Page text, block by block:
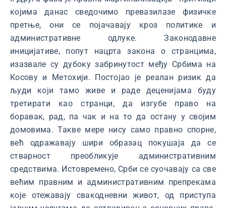
којима данас сведочимо превазилазе физичке
претње, они се појачавају кроз политике и
административне одлуке. Законодавне
иницијативе, попут нацрта закона о странцима,
изазвале су дубоку забринутост међу Србима на
Косову и Метохији. Постојао је реалан ризик да
људи који тамо живе и раде деценијама буду
третирати као странци, да изгубе право на
боравак, рад, па чак и на то да остану у својим
домовима. Такве мере нису само правно спорне,
већ одражавају шири образац покушаја да се
стварност преобликује административним
средствима. Истовремено, Срби се суочавају са све
већим правним и административним препрекама
које отежавају свакодневни живот, од приступа